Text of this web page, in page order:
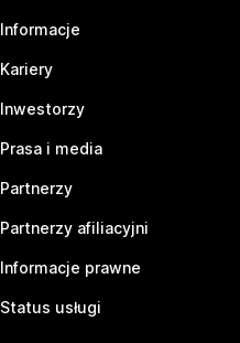
Informacje
Kariery
Inwestorzy
Prasa i media
Partnerzy
Partnerzy afiliacyjni
Informacje prawne
Status usługi